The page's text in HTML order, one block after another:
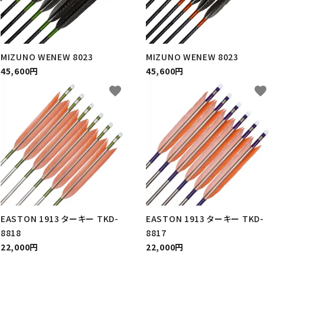
MIZUNO WENEW 8023
45,600円
MIZUNO WENEW 8023
45,600円
EASTON 1913 ターキー TKD-
8818
22,000円
favorite
EASTON 1913 ターキー TKD-
8817
22,000円
favorite